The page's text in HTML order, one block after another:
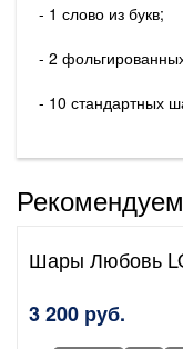
- 1 слово из букв;
- 2
- 10 стандартных
Шары Любовь
3 200 руб.